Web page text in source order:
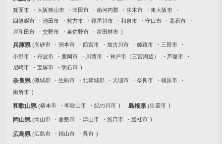
箕面市
大阪狭山市 吹田市 南河内郡 茨木市
東大阪市
四條畷市
池田市 枚方市 寝屋川市 和泉市 守口市
高石市
岸和田市
交野市 泉佐野市 富田林市
兵庫県 高砂市 洲本市 西宮市 加古川市 姫路市
三田市
小野市
丹波市 豊岡市 川西市 神戸市（三宮周辺）
芦屋市
尼崎市
宝塚市 明石市
奈良県 磯城郡 生駒市 北葛城郡 天理市 奈良市
橿原市
御所市
和歌山県 橋本市 和歌山市 紀の川市 島根県 出雲市
岡山県 岡山市 倉敷市 津山市 浅口市 総社市
広島県 広島市 福山市 呉市